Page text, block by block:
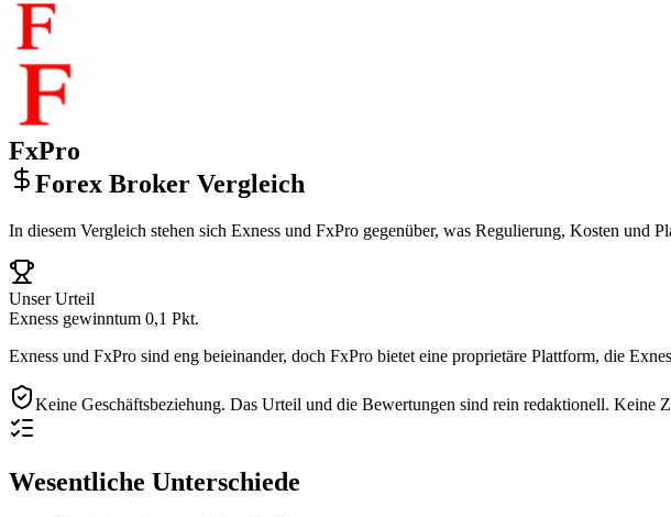
FxPro
Forex Broker Vergleich
In diesem Vergleich stehen sich Exness und FxPro gegenüber, was Regulierung, Kosten
Unser Urteil
Exness gewinntum 0,1 Pkt.
Exness und FxPro sind eng beieinander, doch FxPro bietet eine proprietäre Plattform, die
Keine Geschäftsbeziehung. Das Urteil und die Bewertungen sind rein redaktionell. Keine
Wesentliche Unterschiede